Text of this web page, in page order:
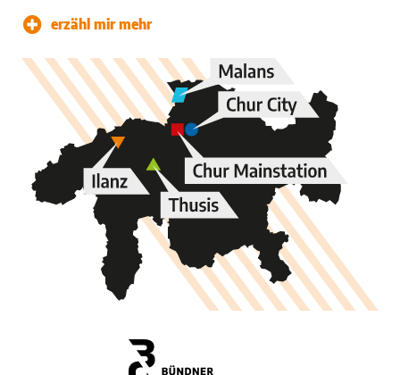
erzähl mir mehr